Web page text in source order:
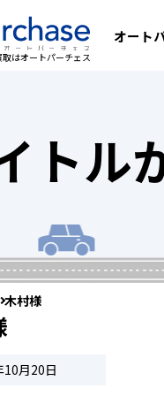
はオートパーチェス
オート
トル
木村様
10月20日